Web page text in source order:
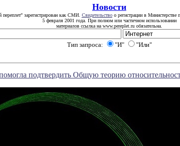
Новости
переплет" зарегистрирован как СМИ. Свидетельствоо регистрации в
5 февраля 2001 года. При полном или частичном использовании
материалов ссылка на www.pereplet.ru обязательна.
Тип запроса: "И" "Или"
подтвердить Общую теорию